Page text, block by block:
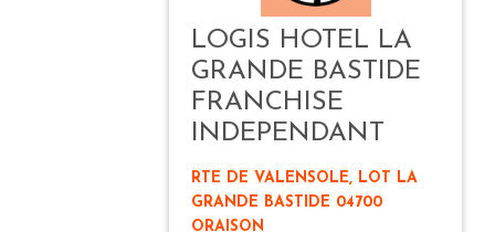
LOGIS HOTEL LA
GRANDE BASTIDE
FRANCHISE
INDEPENDANT
RTE DE VALENSOLE, LOT LA
GRANDE BASTIDE 04700
ORAISON